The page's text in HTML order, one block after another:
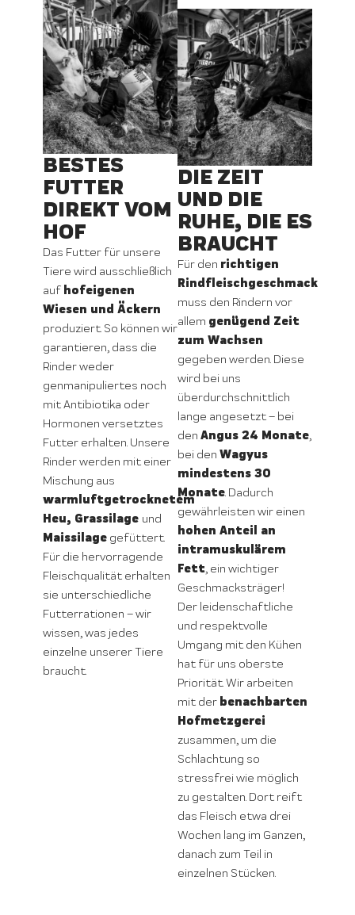
BESTES
FUTTER
DIREKT VOM
HOF
Das Futter für unsere
Tiere wird ausschließlich
auf hofeigenen
Wiesen und Äckern
produziert. So können wir
garantieren, dass die
Rinder weder
genmanipuliertes noch
mit Antibiotika oder
Hormonen versetztes
Futter erhalten. Unsere
Rinder werden mit einer
Mischung aus
warmluftgetrocknetem
Heu, Grassilage und
Maissilagegefüttert.
Für die hervorragende
Fleischqualität erhalten
sie unterschiedliche
Futterrationen – wir
wissen, was jedes
einzelne unserer Tiere
braucht.
DIE ZEIT
UND DIE
RUHE, DIE ES
BRAUCHT
Für den richtigen
Rindfleischgeschmack
muss den Rindern vor
allem genügend Zeit
zum Wachsen
gegeben werden. Diese
wird bei uns
überdurchschnittlich
lange angesetzt – bei
den Angus 24 Monate,
bei den Wagyus
mindestens 30
Monate. Dadurch
gewährleisten wir einen
hohen Anteil an
intramuskulärem
Fett, ein wichtiger
Geschmacksträger!
Der leidenschaftliche
und respektvolle
Umgang mit den Kühen
hat für uns oberste
Priorität. Wir arbeiten
mit der benachbarten
Hofmetzgerei
zusammen, um die
Schlachtung so
stressfrei wie möglich
zu gestalten. Dort reift
das Fleisch etwa drei
Wochen lang im Ganzen,
danach zum Teil in
einzelnen Stücken.